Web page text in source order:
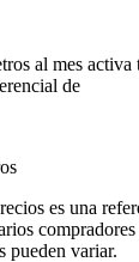
al mes activa
de
es una
pueden variar.